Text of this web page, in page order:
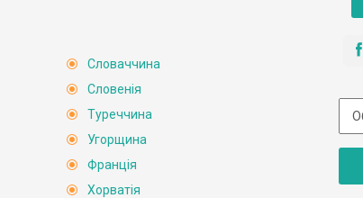
Словаччина
Словенія
Туреччина
Угорщина
Франція
Хорватія